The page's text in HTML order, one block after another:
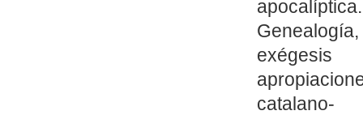
apocalíptica.
Genealogía,
catalano-